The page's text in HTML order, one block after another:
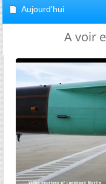
Aujourd'hui
A voir